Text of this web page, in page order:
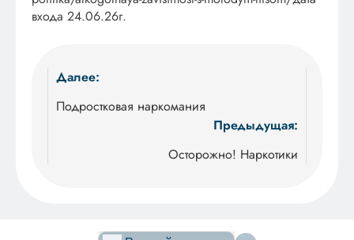
входа 24.06.26г.
Навигация
по
Предыдущая:
Осторожно! Наркотики
Далее:
Подростковая наркомания